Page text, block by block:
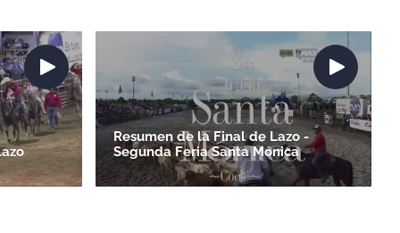
Resumen de la Final de Lazo -
Segunda Feria Santa Mónica